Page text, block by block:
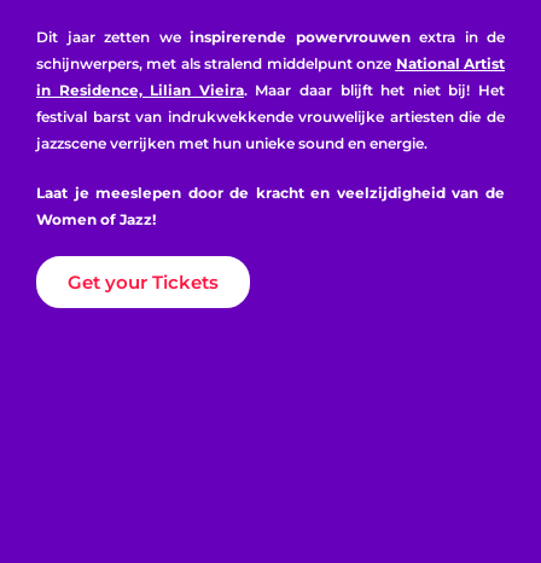
Dit jaar zetten we inspirerende powervrouwenextra in de
schijnwerpers, met als stralend middelpunt onze National Artist
in Residence, Lilian Vieira. Maar daar blijft het niet bij! Het
festival barst van indrukwekkende vrouwelijke artiesten die de
jazzscene verrijken met hun unieke sound en energie.
Laat je meeslepen door de kracht en veelzijdigheid van de
Women of Jazz!
Get your Tickets